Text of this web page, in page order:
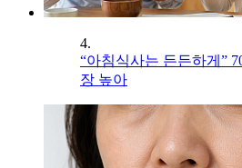
4.
“아침식사는 든든하게”
장 높아